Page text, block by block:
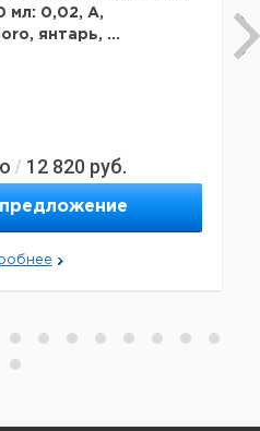
мл: 0,02, A,
янтарь, ...
/ 12 820 руб.